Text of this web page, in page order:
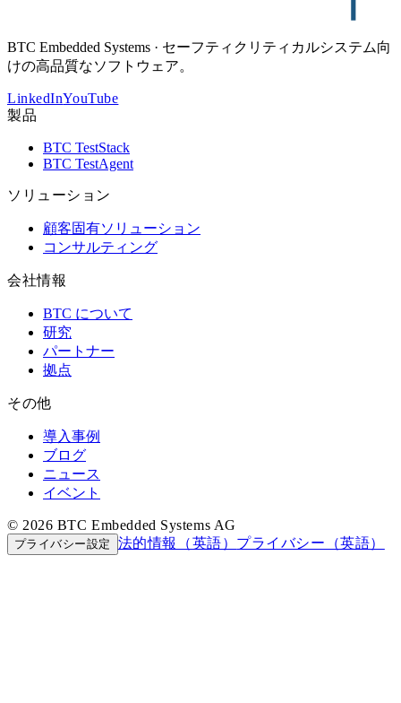
BTC Embedded Systems · セーフティクリティカルシステム向
けの高品質なソフトウェア。
LinkedInYouTube
製品
BTC TestStack
BTC TestAgent
ソリューション
顧客固有ソリューション
コンサルティング
会社情報
BTC について
研究
パートナー
拠点
その他
導入事例
ブログ
ニュース
イベント
© 2026 BTC Embedded Systems AG
プライバシー設定 法的情報（英語） プライバシー（英語）